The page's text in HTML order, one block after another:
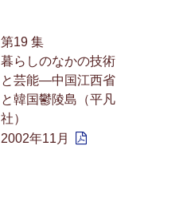
第19 集
暮らしのなかの技術
と芸能—中国江西省
と韓国鬱陵島（平凡
社）
2002年11月